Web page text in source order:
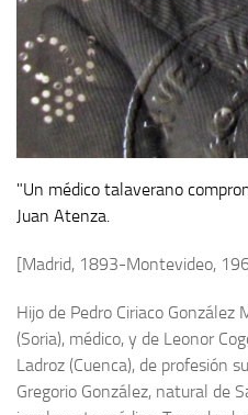
Izquierda Republicana.
Izquierda Republicana.
Izquierda Republicana.
Textos esenciales del
Archivo histórico
Archivo
Biografía
Cronología fundamental de
Artículos sobre Manuel Azaña
Ochenta años sin Manuel
Bibliografías
"Un médico talaverano
Juan Atenza.
[Madrid, 1893-Montevideo,
Hijo de Pedro Ciriaco González
(Soria), médico, y de Leonor
Ladroz (Cuenca), de profesión
Gregorio González, natural de